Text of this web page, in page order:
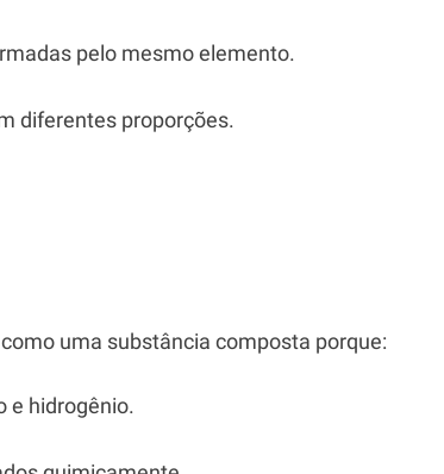
pelo mesmo elemento.
diferentes proporções.
uma substância composta porque:
e hidrogênio.